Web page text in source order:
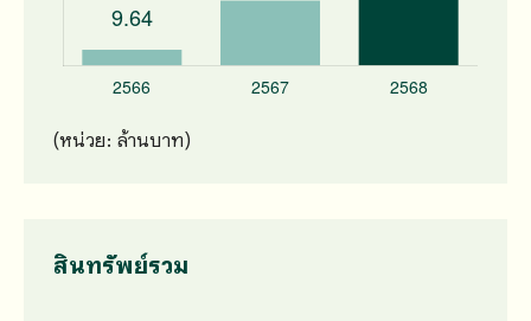
(หน่วย: ล้านบาท)
สินทรัพย์รวม